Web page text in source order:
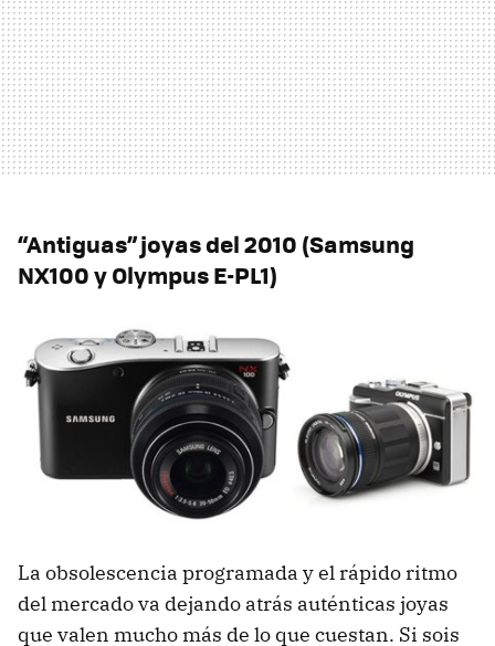
“Antiguas” joyas del 2010 (Samsung
NX100 y Olympus E-PL1)
La obsolescencia programada y el rápido ritmo
del mercado va dejando atrás auténticas joyas
que valen mucho más de lo que cuestan. Si sois